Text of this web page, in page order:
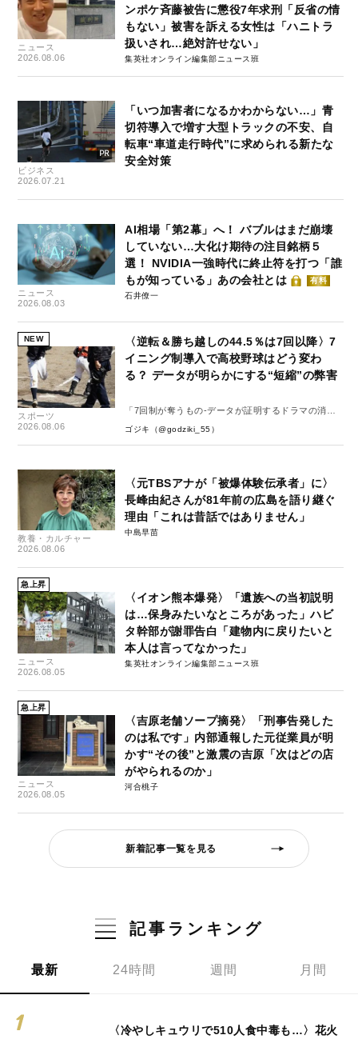
ニュース
2026.08.06
ンポケ斉藤被告に懲役7年求刑「反省の情
もない」被害を訴える女性は「ハニトラ
扱いされ…絶対許せない」
集英社オンライン編集部ニュース班
ビジネス
2026.07.21
「いつ加害者になるかわからない…」青
切符導入で増す大型トラックの不安、自
転車“車道走行時代”に求められる新たな
安全対策
ニュース
2026.08.03
AI相場「第2幕」へ！ バブルはまだ崩壊
していない…大化け期待の注目銘柄５
選！ NVIDIA一強時代に終止符を打つ「誰
もが知っている」あの会社とは
有料
石井僚一
NEW
スポーツ
2026.08.06
〈逆転＆勝ち越しの44.5％は7回以降〉7
イニング制導入で高校野球はどう変わ
る？ データが明らかにする“短縮”の弊害
「7回制が奪うもの-データが証明するドラマの消
失-」
ゴジキ（@godziki_55）
教養・カルチャー
2026.08.06
〈元TBSアナが「被爆体験伝承者」に〉
長峰由紀さんが81年前の広島を語り継ぐ
理由「これは昔話ではありません」
中島早苗
急上昇
ニュース
2026.08.05
〈イオン熊本爆発〉「遺族への当初説明
は…保身みたいなところがあった」ハビ
タ幹部が謝罪告白「建物内に戻りたいと
本人は言ってなかった」
集英社オンライン編集部ニュース班
急上昇
ニュース
2026.08.05
〈吉原老舗ソープ摘発〉「刑事告発した
のは私です」内部通報した元従業員が明
かす“その後”と激震の吉原「次はどの店
がやられるのか」
河合桃子
新着記事一覧を見る
記事ランキング
最新 24時間 週間 月間
〈冷やしキュウリで510人食中毒も…〉花火